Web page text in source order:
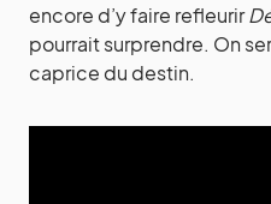
encore d’y faire refleurir
pourrait surprendre. On
caprice du destin.